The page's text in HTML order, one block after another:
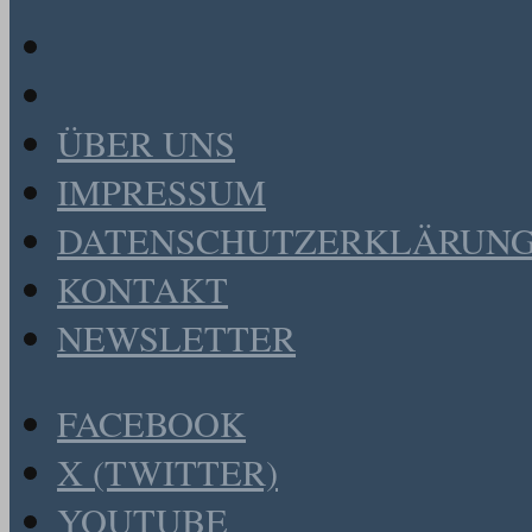
ÜBER UNS
IMPRESSUM
KONTAKT
NEWSLETTER
FACEBOOK
X (TWITTER)
YOUTUBE